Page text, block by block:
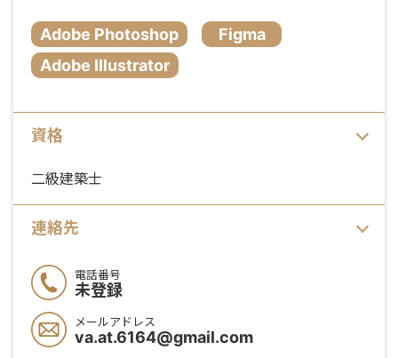
Adobe Photoshop
Figma
Adobe Illustrator
資格
二級建築士
連絡先
電話番号
未登録
メールアドレス
va.at.6164@gmail.com